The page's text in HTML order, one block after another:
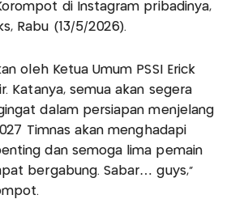
di Instagram pribadinya,
Rabu (13/5/2026).
oleh Ketua Umum PSSI Erick
Katanya, semua akan segera
dalam persiapan menjelang
Timnas akan menghadapi
dan semoga lima pemain
bergabung. Sabar… guys,"